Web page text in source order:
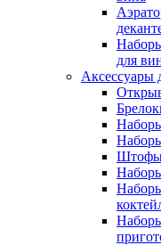
для
Аксессуары